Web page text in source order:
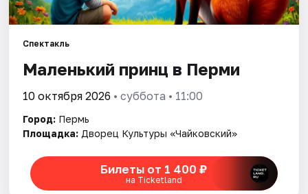
События
Города
Площадки
Артисты
Рейтинги
Спектакль
Маленький принц в Перми
10 октября 2026 • суббота • 11:00
Город: Пермь
Площадка: Дворец Культуры «Чайковский»
Билеты от 1 400 ₽
на Ticketland